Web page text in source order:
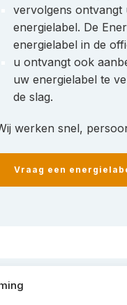
vervolgens
energielabel. De
energielabel in de
u ontvangt ook
uw energielabel te
de slag.
werken snel,
Vraag een